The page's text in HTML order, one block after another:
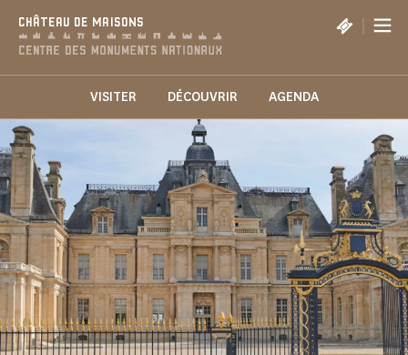
CHÂTEAU DE MAISONS |
VISITER DÉCOUVRIR AGENDA